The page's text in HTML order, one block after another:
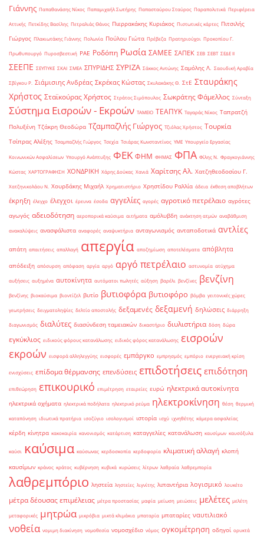
Γιάννης Παπαθανάσης Νίκος Παπαμιχαήλ Σωτήρης Παπασταύρου Σταύρος Παραπολιτικά Περιφέρεια
Αττικής Πετκίδης Βασίλης Πετραλιάς Θάνος Πιερρακάκης Κυριάκος Πιστωτικές κάρτες Πιτσιλής
Γιώργος Πλακιωτάκης Γιάννης Πολωνία Πούλου Γιώτα Πρέβεζα Πρατηριούχοι Προκοπίου Γ.
Πρωθυπουργό Πυροσβεστική ΡΑΕ Ροδόπη Ρωσία ΣΑΜΕΕ ΣΑΠΕΚ ΣΕΒ ΣΕΒΤ ΣΕΔΕ ΙΙ
ΣΕΕΠΕ ΣΕΥΠΥΚΕ ΣΚΑΙ ΣΜΕΑ ΣΠΥΡΙΔΗΣ ΣΥΡΙΖΑ Σάκκος Αντώνης Σαμόλης Λ. Σαουδική Αραβία
Σβίγκου Ρ. Σιάμισιης Ανδρέας Σκρέκας Κώστας Σκυλακάκης Θ. ΣτΕ Σταυράκης
Χρήστος Σταϊκούρας Χρήστος Στράτος Σιμόπουλος Σωκράτης Φάμελλος Σύνταξη
Σύστημα Εισροών - Εκροών ΤΑΜΕΙΟ ΤΕΑΠΥΚ Ταγαράς Νίκος Ταπρατζή
Πολυξένη Τζάκρη Θεοδώρα Τζαμπαζλής Γιώργος Τζιόλας Χρήστος Τουρκία
Τσίπρας Αλέξης Τσαμπαζλής Γιώργος Τσεχία Τσιάρας Κωνσταντίνος ΥΜΕ Υπουργείο Εργασίας
Κοινωνικών Ασφαλίσεων Υπουργό Ανάπτυξης ΦΕΚ ΦΗΜ ΦΗΜΑΣ ΦΠΑ Φίλης Ν. Φραγκογιάννης
Κώστας ΧΑΡΤΟΓΡΑΦΗΣΗ ΧΟΝΔΡΙΚΗ Χάρης Δούκας Χανιά Χαρίτσης Αλ. Χατζηθεοδοσίου Γ.
Χατζηνικολάου Ν. Χουρδάκης Μιχαήλ Χρηματιστήριο Χρηστίδου Ραλλία άδεια έκθεση αποβλήτων
έκρηξη έλεγχο έλεγχοι έρευνα έσοδα αγγελίες αγορές αγροτικό πετρέλαιο αγρότες
αγωγός αδειοδότηση αεροπορικά καύσιμα αιτήματα αμόλυβδη ανάκτηση ατμών αναβάθμιση
ανακαλύψεις ανασφάλιστα αναφορές αναψυκτήρια ανταγωνισμός ανταποδοτικά αντλίες
απάτη απαιτήσεις απαλλαγή απεργία αποζημίωση αποτελέσματα απόβλητα
απόδειξη απόσυρση απόφαση αργία αργό αργό πετρέλαιο αστυνομία ατύχημα
αυξήσεις αυξημένα αυτοκίνητα αυτόματοι πωλητές αύξηση βαρέλι βενζίνες βενζίνη
βενζίνης βιοκαύσιμα βιοντίζελ βυτίο βυτιοφόρα βυτιοφόρο βόμβα γειτονικές χώρες
γεωτρήσεις δειγματοληψίες δελτίο αποστολής δεξαμενές δεξαμενή δηλώσεις διάρρηξη
διαγωνισμός διαλύτες διασύνδεση ταμειακών δικαστήριο διυλιστήρια δόση δώρα
εγκύκλιος ειδικούς φόρους κατανάλωσης ειδικός φόρος κατανάλωσης εισροών
εκροών εισφορά αλληλεγγύης εισφορές εμπάργκο εμπρησμός εμπόριο ενεργειακή κρίση
ενισχύσεις επίδομα θέρμανσης επενδύσεις επιδοτήσεις επιδότηση
επιθεώρηση επικουρικό επιμέτρηση εταιρείες ευρώ ηλεκτρικά αυτοκίνητα
ηλεκτρικά οχήματα ηλεκτρικά ποδήλατα ηλεκτρικό ρεύμα ηλεκτροκίνηση θέση θερμική
καταπόνηση ιδιωτικά πρατήρια ισοζύγιο ισολογισμοί ιστορία ισχύ ιχνηθέτης κάμερα ασφαλείας
κέρδη κίνητρα κακοκαιρία κανονισμός κατάρτιση καταγγελίες κατανάλωση καυσίμων καυσόξυλα
καύσι καύσιμα καύσωνας κερδοσκοπία κερδοφορία κλιματική αλλαγή κλοπή
καυσίμων κράνος κράτος κυβέρνηση κυβικά κυρώσεις λίτρων λαθραία λαθρεμπορία
λαθρεμπόριο ληστεία ληστείες λιγνίτης λιπαντήρια λογισμικό λουκέτο
μέτρα δέουσας επιμέλειας μέτρα προστασίας μαφία μείωση μειώσεις μελέτες μελέτη
μεταφορικές μητρώα μικρόβια μικτά κλιμάκια μπαταρία μπαταρίες ναυτιλιακό
νοθεία νομιμη διακίνηση νομοθεσία νομοσχέδιο νόμος ογκομέτρηση οδηγοί ορυκτά